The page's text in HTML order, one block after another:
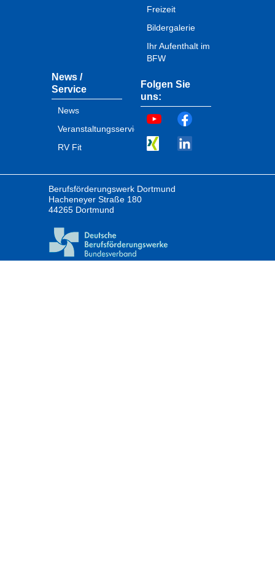
Freizeit
Bildergalerie
Ihr Aufenthalt im
BFW
News /
Service
News
Veranstaltungsservice
RV Fit
Folgen Sie
uns:
Berufsförderungswerk Dortmund
Hacheneyer Straße 180
44265 Dortmund